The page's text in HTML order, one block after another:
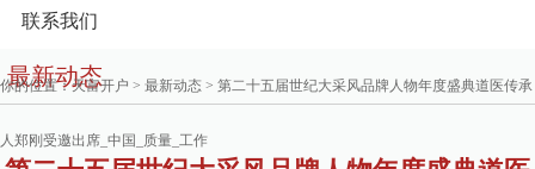
联系我们
最新动态
你的位置：天富开户 > 最新动态 > 第二十五届世纪大采风品牌人物年度盛典道医传承
人郑刚受邀出席_中国_质量_工作